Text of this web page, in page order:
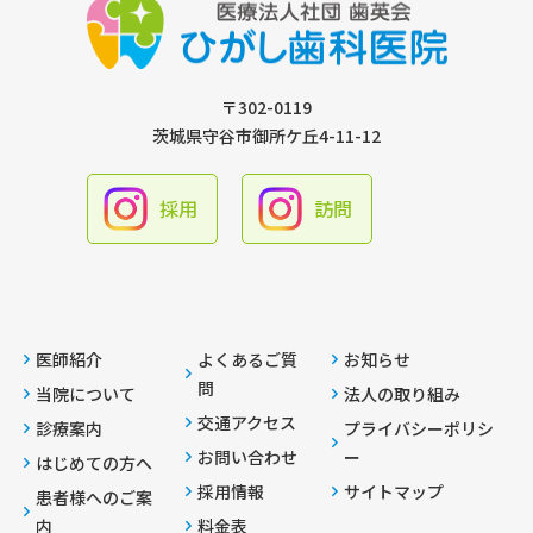
〒302-0119
茨城県守谷市御所ケ丘4-11-12
採用 訪問
医師紹介
当院について
診療案内
はじめての方へ
患者様へのご案
内
よくあるご質
問
交通アクセス
お問い合わせ
採用情報
料金表
お知らせ
法人の取り組み
プライバシーポリシ
ー
サイトマップ